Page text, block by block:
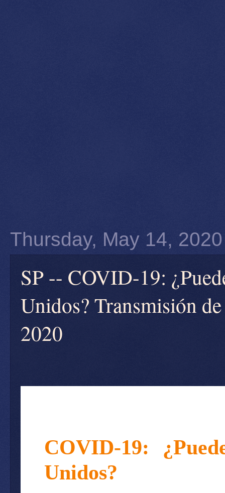
Thursday, May 14, 2020
SP -- COVID-19:
Unidos? Transmisión
2020
COVID-19:
Unidos?